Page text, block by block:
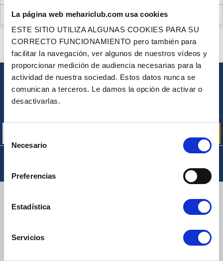
La página web mehariclub.com usa cookies
ESTE SITIO UTILIZA ALGUNAS COOKIES PARA SU
CORRECTO FUNCIONAMIENTO pero también para
facilitar la navegación, ver algunos de nuestros vídeos y
proporcionar medición de audiencia necesarias para la
actividad de nuestra sociedad. Estos datos nunca se
comunican a terceros. Le damos la opción de activar o
desactivarlas.
de Necesario
Preferencias
Estadística
Servicios
OPINIONES DE CLIENTES (19)
¿ALGUNA PREGUNTA? ¿NECESITA AYUDA?
PÓNGASE EN CONTACTO CON NOSOTROS
BOLETÍN
TNT, GÉODIS, FRANCE EXPRESS, DPD